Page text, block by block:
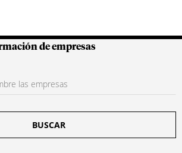
Colombianas
de empresas
BUSCAR